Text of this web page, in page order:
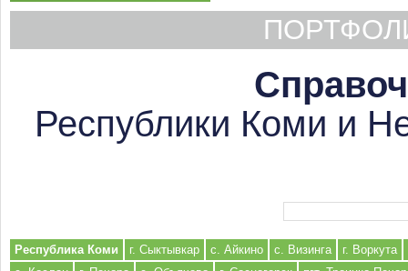
Республики Коми и
Республика Коми г. Сыктывкар с. Айкино с. Визинга
г. Воркута